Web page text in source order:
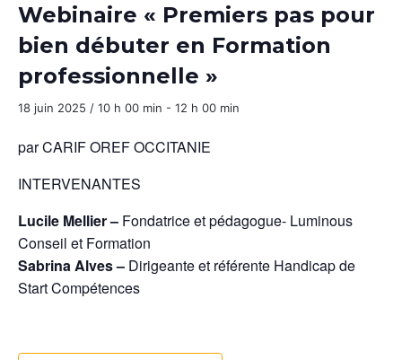
Webinaire « Premiers pas pour
bien débuter en Formation
professionnelle »
18 juin 2025 / 10 h 00 min - 12 h 00 min
par CARIF OREF OCCITANIE
INTERVENANTES
Lucile Mellier – Fondatrice et pédagogue- Luminous
Conseil et Formation
Sabrina Alves – Dirigeante et référente Handicap de
Start Compétences